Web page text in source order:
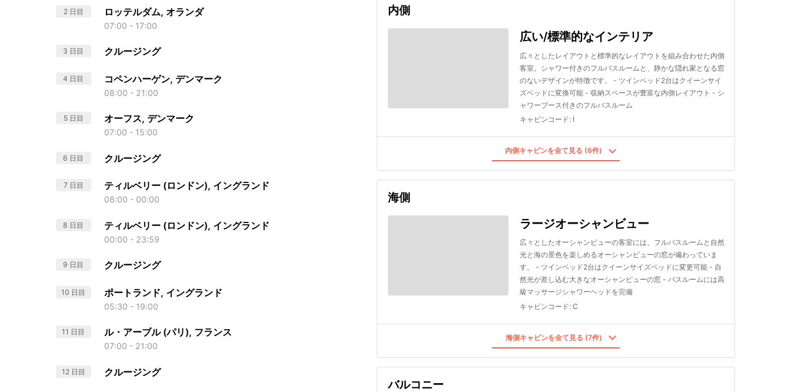
2 日目 ロッテルダム, オランダ
07:00 - 17:00
3 日目 クルージング
4 日目 コペンハーゲン, デンマーク
08:00 - 21:00
5 日目 オーフス, デンマーク
07:00 - 15:00
6 日目 クルージング
7 日目 ティルベリー (ロンドン), イングランド
08:00 - 00:00
8 日目 ティルベリー (ロンドン), イングランド
00:00 - 23:59
9 日目 クルージング
10 日目 ポートランド, イングランド
05:30 - 19:00
11 日目 ル・アーブル (パリ), フランス
07:00 - 21:00
12 日目 クルージング
内側
広い/標準的なインテリア
広々としたレイアウトと標準的なレイアウトを組み合わせた内側
客室。シャワー付きのフルバスルームと、静かな隠れ家となる窓
のないデザインが特徴です。 - ツインベッド2台はクイーンサイ
ズベッドに変換可能 - 収納スペースが豊富な内側レイアウト - シ
ャワーブース付きのフルバスルーム
キャビンコード: I
内側キャビンを全て見る (6件)
海側
ラージオーシャンビュー
広々としたオーシャンビューの客室には、フルバスルームと自然
光と海の景色を楽しめるオーシャンビューの窓が備わっていま
す。 - ツインベッド2台はクイーンサイズベッドに変更可能 - 自
然光が差し込む大きなオーシャンビューの窓 - バスルームには高
級マッサージシャワーヘッドを完備
キャビンコード: C
海側キャビンを全て見る (7件)
バルコニー